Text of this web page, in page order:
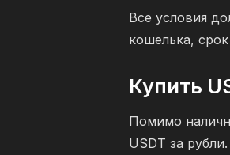
Все условия
кошелька,
Купить
Помимо
USDT за